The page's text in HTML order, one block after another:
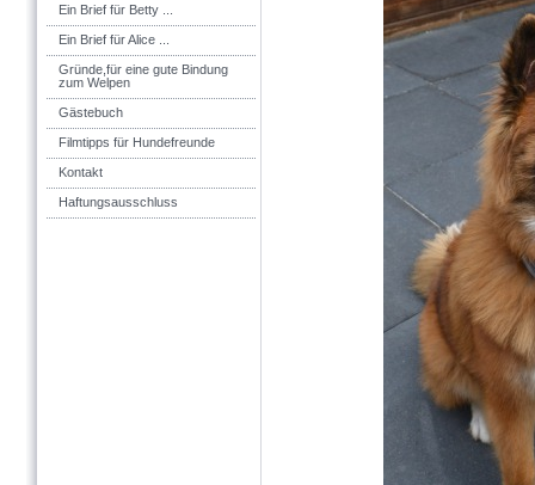
Ein Brief für Betty ...
Ein Brief für Alice ...
Gründe,für eine gute Bindung
zum Welpen
Gästebuch
Filmtipps für Hundefreunde
Kontakt
Haftungsausschluss